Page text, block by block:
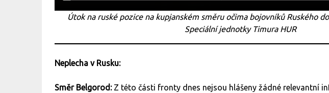
Útok na ruské pozice na kupjanském směru očima bojovníků Ruského
Speciální jednotky Timura HUR
Neplecha v Rusku:
Směr Belgorod: Z této části fronty dnes nejsou hlášeny žádné relevantní